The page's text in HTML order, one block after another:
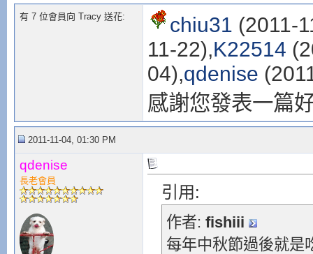
有 7 位會員向 Tracy 送花: chiu31 (2011-
11-22),K22514
04),qdenise
感謝您發表一篇
2011-11-04, 01:30 PM
qdenise
長老會員
引用:
作者: fishiii
每年中秋節過後就是